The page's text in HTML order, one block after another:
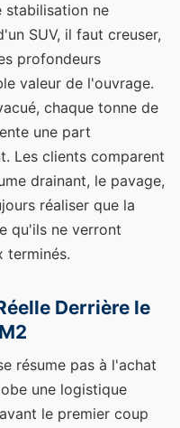
stabilisation ne
SUV, il faut creuser,
profondeurs
valeur de l'ouvrage.
chaque tonne de
une part
Les clients comparent
drainant, le pavage,
réaliser que la
qu'ils ne verront
terminés.
Derrière le
résume pas à l'achat
une logistique
le premier coup